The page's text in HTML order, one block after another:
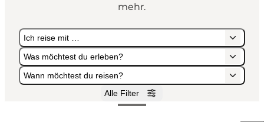
mehr.
Ich reise mit …
Was möchtest du erleben?
Wann möchtest du reisen?
Alle Filter